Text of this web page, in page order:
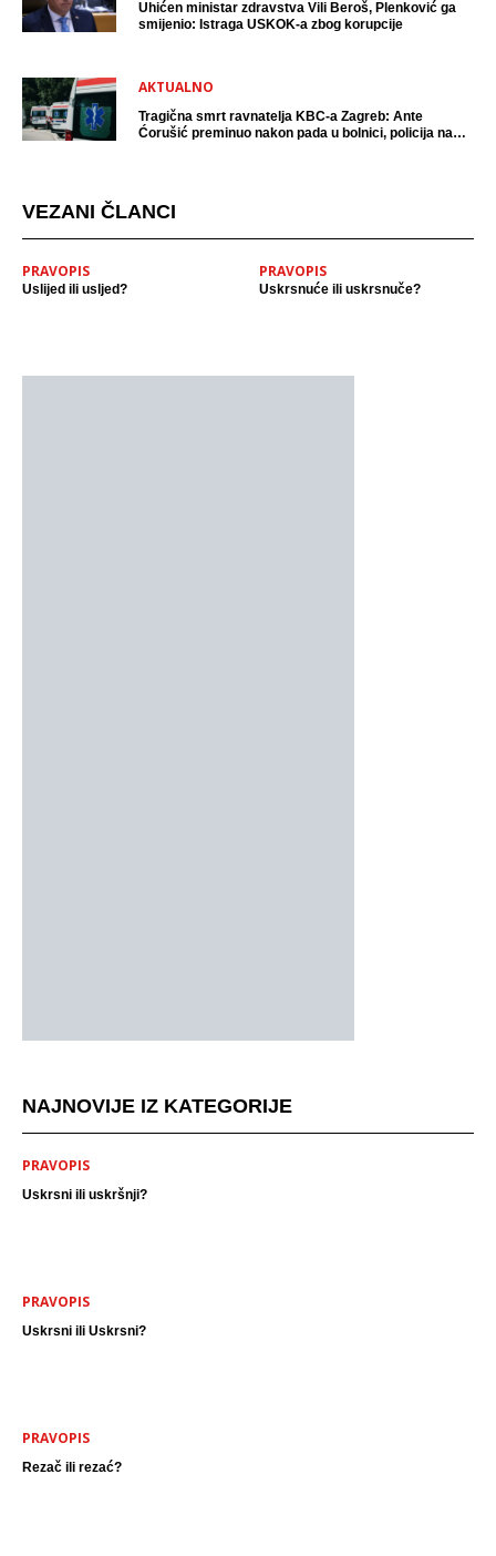
Uhićen ministar zdravstva Vili Beroš, Plenković ga
smijenio: Istraga USKOK-a zbog korupcije
AKTUALNO
Tragična smrt ravnatelja KBC-a Zagreb: Ante
Ćorušić preminuo nakon pada u bolnici, policija na
VEZANI ČLANCI
PRAVOPIS
Uslijed ili usljed?
PRAVOPIS
Uskrsnuće ili uskrsnuče?
NAJNOVIJE IZ KATEGORIJE
PRAVOPIS
Uskrsni ili uskršnji?
PRAVOPIS
Uskrsni ili Uskrsni?
PRAVOPIS
Rezač ili rezać?